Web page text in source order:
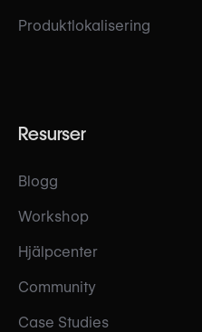
Produktlokalisering
Resurser
Blogg
Workshop
Hjälpcenter
Community
Case Studies